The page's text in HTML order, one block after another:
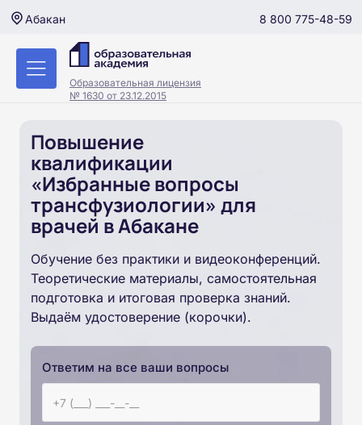
Абакан 8 800 775-48-59
Образовательная лицензия
№ 1630 от 23.12.2015
Повышение
квалификации
«Избранные вопросы
трансфузиологии» для
врачей в Абакане
Обучение без практики и видеоконференций.
Теоретические материалы, самостоятельная
подготовка и итоговая проверка знаний.
Выдаём удостоверение (корочки).
Ответим на все ваши вопросы